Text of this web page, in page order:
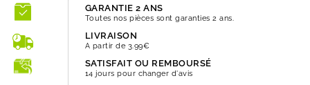
GARANTIE 2 ANS
Toutes nos pièces sont garanties 2 ans.
LIVRAISON
A partir de 3.99€
SATISFAIT OU REMBOURSÉ
14 jours pour changer d'avis